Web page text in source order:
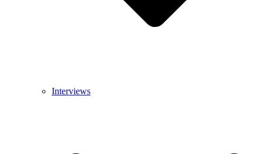
Interviews